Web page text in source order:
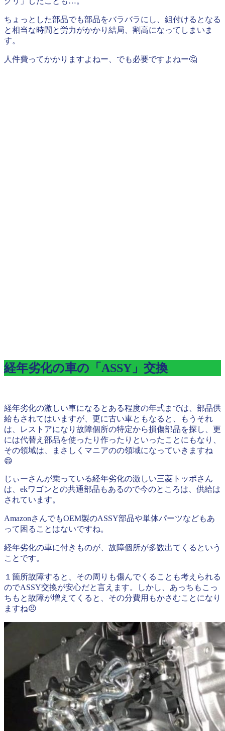
ちょっとした部品でも部品をバラバラにし、組付けるとなる
と相当な時間と労力がかかり結局、割高になってしまいま
す。
人件費ってかかりますよねー、でも必要ですよねー🤔
経年劣化の車の「ASSY」交換
経年劣化の激しい車になるとある程度の年式までは、部品供
給もされてはいますが、更に古い車ともなると、もうそれ
は、レストアになり故障個所の特定から損傷部品を探し、更
には代替え部品を使ったり作ったりといったことにもなり、
その領域は、まさしくマニアのの領域になっていきますね
😄
じぃーさんが乗っている経年劣化の激しい三菱トッポさん
は、ekワゴンとの共通部品もあるので今のところは、供給は
されています。
AmazonさんでもOEM製のASSY部品や単体パーツなどもあ
って困ることはないですね。
経年劣化の車に付きものが、故障個所が多数出てくるという
ことです。
１箇所故障すると、その周りも傷んでくることも考えられる
のでASSY交換が安心だと言えます。しかし、あっちもこっ
ちもと故障が増えてくると、その分費用もかさむことになり
ますね😣